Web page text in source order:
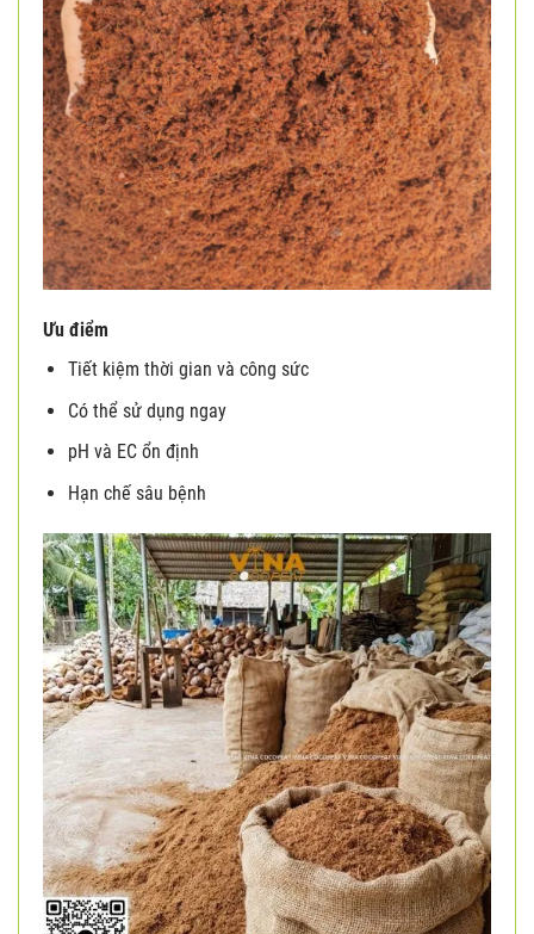
Ưu điểm
Tiết kiệm thời gian và công sức
Có thể sử dụng ngay
pH và EC ổn định
Hạn chế sâu bệnh